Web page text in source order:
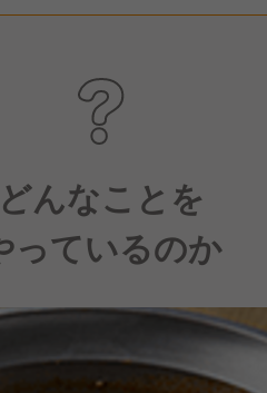
んなことを
っているのか